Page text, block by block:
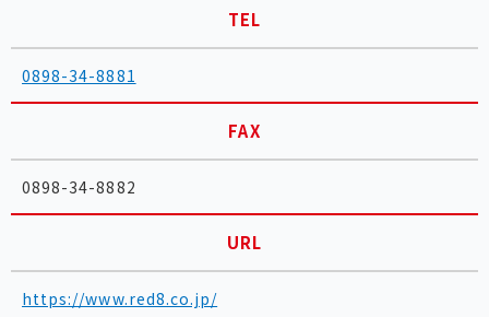
TEL
0898-34-8881
FAX
0898-34-8882
URL
https://www.red8.co.jp/